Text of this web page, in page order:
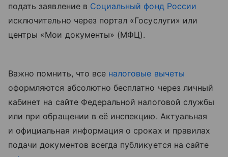
подать заявление в Социальный фонд России
исключительно через портал «Госуслуги» или
центры «Мои документы» (МФЦ).
Важно помнить, что все налоговые вычеты
оформляются абсолютно бесплатно через личный
кабинет на сайте Федеральной налоговой службы
или при обращении в её инспекцию. Актуальная
и официальная информация о сроках и правилах
подачи документов всегда публикуется на сайте